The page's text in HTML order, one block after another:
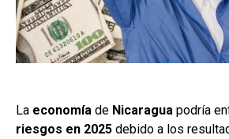
La economía de Nicaragua podría
riesgos en 2025 debido a los